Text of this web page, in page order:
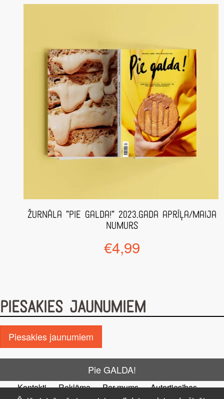
Žurnāla ”Pie Galda!” 2023.gada aprīļa/maija
numurs
€4,99
PIESAKIES JAUNUMIEM
Piesakies jaunumiem
Pie GALDA!
Kontakti Reklāma Par mums
Autortiesības